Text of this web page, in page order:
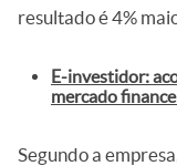
resultado é 4%
E-investidor:
mercado
Segundo a